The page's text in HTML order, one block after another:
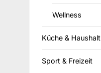
Wellness
Küche & Haushalt
Sport & Freizeit